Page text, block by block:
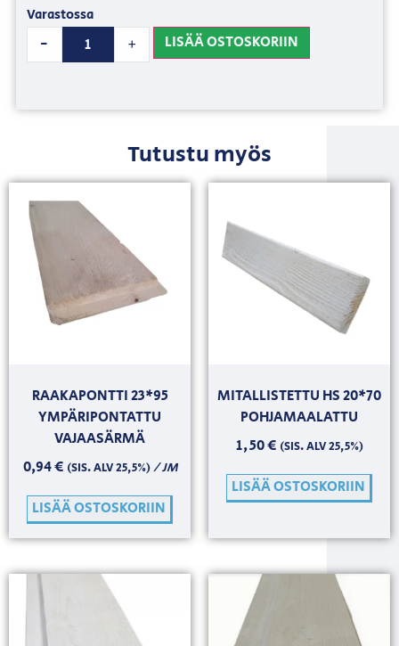
Varastossa
- + LISÄÄ OSTOSKORIIN
Tutustu myös
RAAKAPONTTI 23*95
YMPÄRIPONTATTU
VAJAASÄRMÄ
0,94€ (SIS. ALV 25,5%)/ JM
LISÄÄ OSTOSKORIIN
MITALLISTETTU HS 20*70
POHJAMAALATTU
1,50€ (SIS. ALV 25,5%)
LISÄÄ OSTOSKORIIN